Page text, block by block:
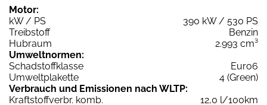
Motor:
kW / PS
390 kW / 530 PS
Treibstoff
Benzin
Hubraum
2.993 cm³
Umweltnormen:
Schadstoffklasse
Euro6
Umweltplakette
4 (Green)
Verbrauch und Emissionen nach WLTP:
Kraftstoffverbr. komb.
12,0 l/100km